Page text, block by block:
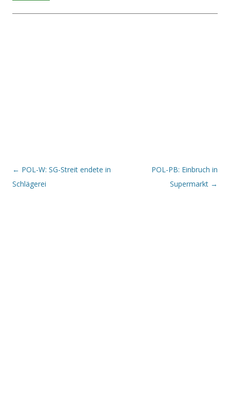
Beitrags-Navigation
← POL-W: SG-Streit endete in
Schlägerei
POL-PB: Einbruch in
Supermarkt →